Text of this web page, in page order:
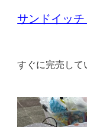
サンドイッ
すぐに完売して